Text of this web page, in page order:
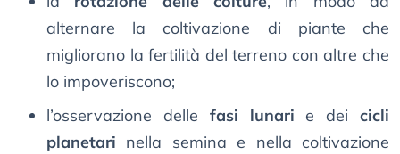
alternare la coltivazione di piante che
migliorano la fertilità del terreno con altre che
lo impoveriscono;
l’osservazione delle fasi lunari e deicicli
planetari nella semina e nella coltivazione